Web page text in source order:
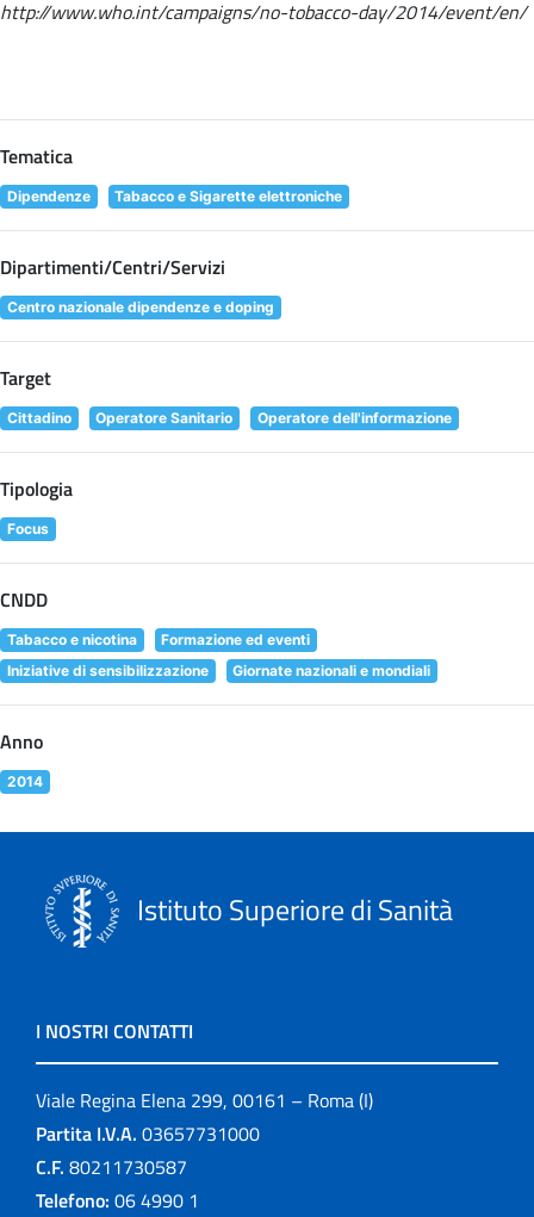
http://www.who.int/campaigns/no-tobacco-day/2014/event/en/
Tematica
Dipendenze Tabacco e Sigarette elettroniche
Dipartimenti/Centri/Servizi
Centro nazionale dipendenze e doping
Target
Cittadino Operatore Sanitario Operatore dell'informazione
Tipologia
Focus
CNDD
Tabacco e nicotina
Formazione ed eventi
Iniziative di sensibilizzazione
Giornate nazionali e mondiali
Anno
2014
Istituto Superiore di Sanità
I NOSTRI CONTATTI
Viale Regina Elena 299, 00161 – Roma (I)
Partita I.V.A. 03657731000
C.F. 80211730587
Telefono: 06 4990 1